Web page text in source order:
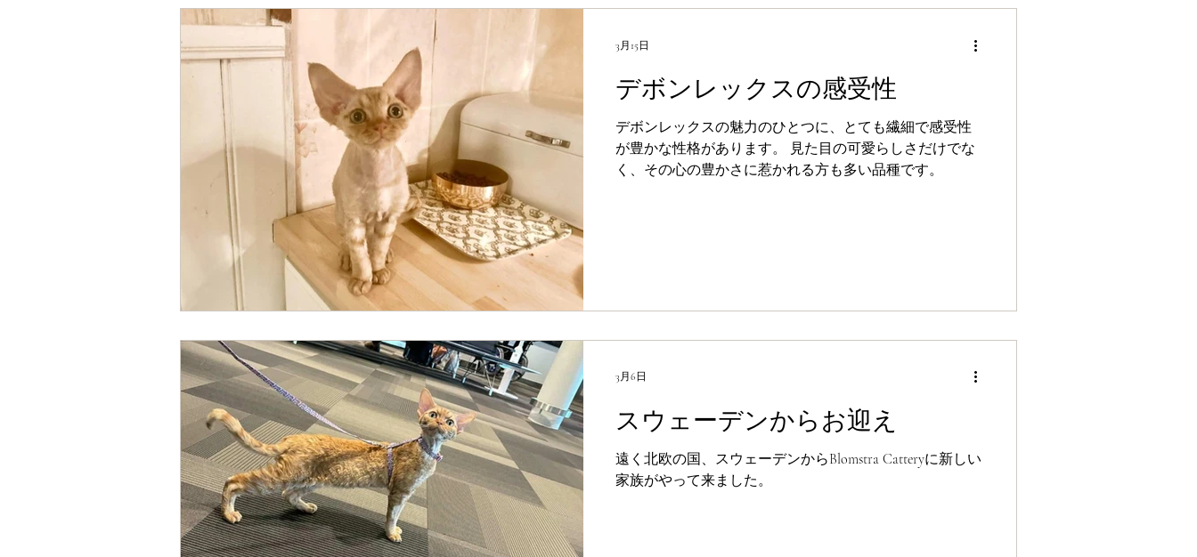
デボンレックスの感受性
デボンレックスの魅力のひとつに、とても繊細で感受性
が豊かな性格があります。 見た目の可愛らしさだけでな
く、その心の豊かさに惹かれる方も多い品種です。
3月15日
スウェーデンからお迎え
遠く北欧の国、スウェーデンからBlomstra Catteryに新しい
家族がやって来ました。
3月6日